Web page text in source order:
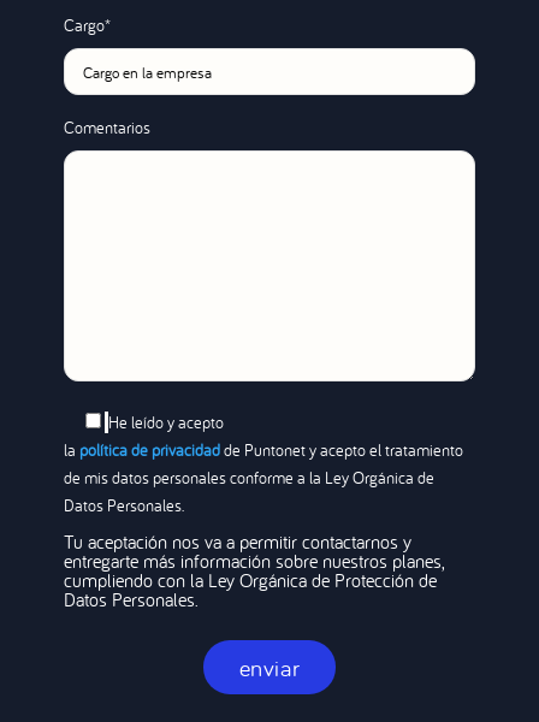
Cargo*
Comentarios
He leído y acepto
la política de privacidadde Puntonet y acepto el tratamiento
de mis datos personales conforme a la Ley Orgánica de
Datos Personales.
Tu aceptación nos va a permitir contactarnos y
entregarte más información sobre nuestros planes,
cumpliendo con la Ley Orgánica de Protección de
Datos Personales.